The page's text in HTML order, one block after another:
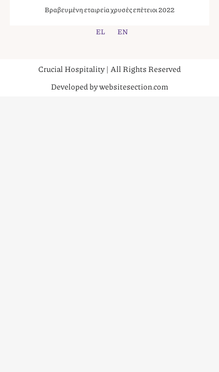
Βραβευμένη εταιρεία χρυσές επέτειοι 2022
EL EN
Crucial Hospitality | All Rights Reserved
Developed by websitesection.com